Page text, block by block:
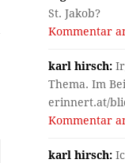
St. Jakob?
Kommentar
karl hirsch:
Thema. Im
erinnert.at/
Kommentar
karl hirsch: